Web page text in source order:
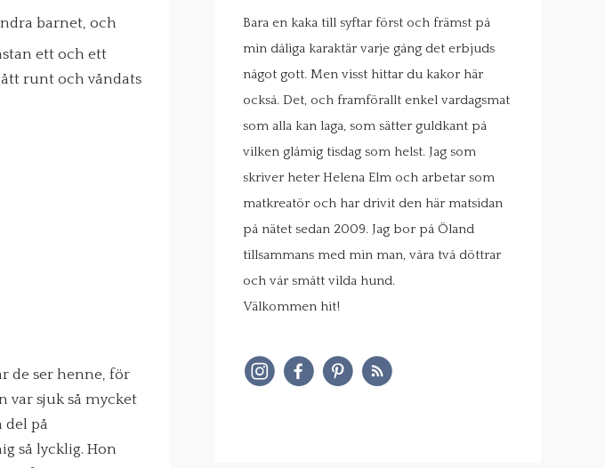
barnet, och
ett och ett
runt och våndats
de ser henne, för
var sjuk så mycket
del på
så lycklig. Hon
Bara en kaka till syftar först och främst på
min dåliga karaktär varje gång det erbjuds
något gott. Men visst hittar du kakor här
också. Det, och framförallt enkel vardagsmat
som alla kan laga, som sätter guldkant på
vilken glåmig tisdag som helst. Jag som
skriver heter Helena Elm och arbetar som
matkreatör och har drivit den här matsidan
på nätet sedan 2009. Jag bor på Öland
tillsammans med min man, våra två döttrar
och vår smått vilda hund.
Välkommen hit!